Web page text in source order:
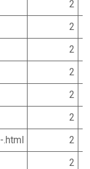
2
2
2
2
2
2
.html
2
2